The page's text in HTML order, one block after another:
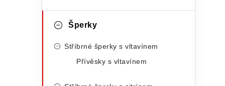
e
Šperky
Stříbrné šperky s vltavínem
Přívěsky s vltavínem